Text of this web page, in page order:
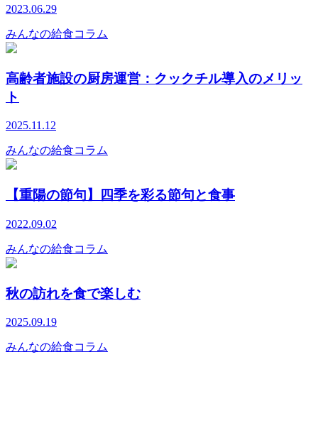
2023.06.29
みんなの給食コラム
高齢者施設の厨房運営：クックチル導入のメリッ
ト
2025.11.12
みんなの給食コラム
【重陽の節句】四季を彩る節句と食事
2022.09.02
みんなの給食コラム
秋の訪れを食で楽しむ
2025.09.19
みんなの給食コラム